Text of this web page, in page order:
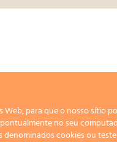
Web, para que o nosso sítio
no seu
cookies ou